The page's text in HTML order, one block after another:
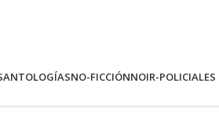
ANTOLOGÍASNO-FICCIÓNNOIR-POLICIALES